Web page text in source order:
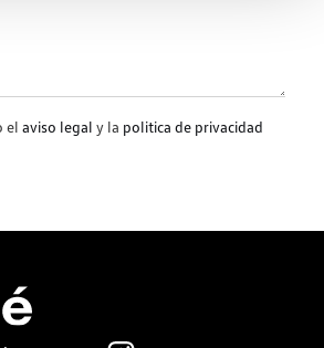
el aviso legal y la politica de privacidad